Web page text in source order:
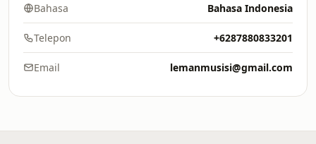
Bahasa Bahasa Indonesia
Telepon +6287880833201
Email lemanmusisi@gmail.com